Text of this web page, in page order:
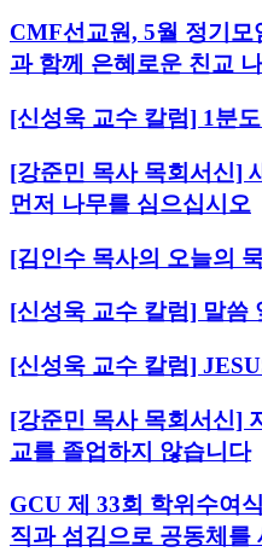
CMF선교원, 5월 정기
과 함께 은혜로운 친교
[신성욱 교수 칼럼] 1분
[강준민 목사 목회서신]
먼저 나무를 심으십시오
[김인수 목사의 오늘의
[신성욱 교수 칼럼] 말씀
[신성욱 교수 칼럼]
[강준민 목사 목회서신]
교를 졸업하지 않습니다
GCU 제 33회 학위수여
직과 섬김으로 공동체를